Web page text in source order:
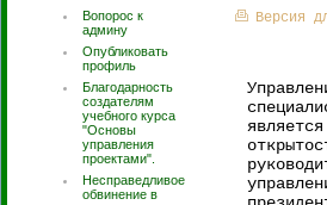
Вопорос к
админу
Опубликовать
профиль
Благодарность
создателям
учебного курса
"Основы
управления
проектами".
Несправедливое
обвинение в
Версия